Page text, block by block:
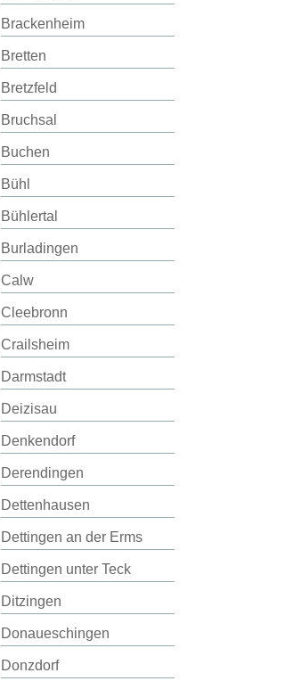
Brackenheim
Bretten
Bretzfeld
Bruchsal
Buchen
Bühl
Bühlertal
Burladingen
Calw
Cleebronn
Crailsheim
Darmstadt
Deizisau
Denkendorf
Derendingen
Dettenhausen
Dettingen an der Erms
Dettingen unter Teck
Ditzingen
Donaueschingen
Donzdorf